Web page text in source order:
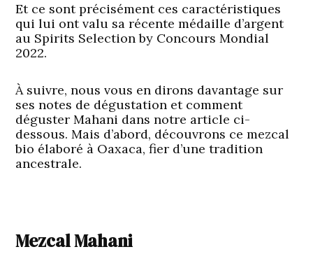
Et ce sont précisément ces caractéristiques
qui lui ont valu sa récente médaille d’argent
au Spirits Selection by Concours Mondial
2022.
À suivre, nous vous en dirons davantage sur
ses notes de dégustation et comment
déguster Mahani dans notre article ci-
dessous. Mais d’abord, découvrons ce mezcal
bio élaboré à Oaxaca, fier d’une tradition
ancestrale.
Mezcal Mahani